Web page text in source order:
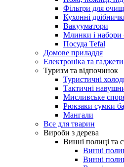
Фільтри для
Кухонні
Вакууматори
Млинки і набори
Посуда Tefal
Домове приладдя
Електроніка та гаджети
Туризм та відпочинок
Туристичні
Тактичні
Мисливське
Рюкзаки сумки
Мангали
Все для тварин
Вироби з дерева
Винні полиці та
Винні
Винні